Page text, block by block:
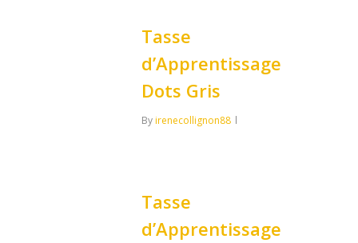
Tasse
d’Apprentissage
Dots Gris
Byirenecollignon88
Tasse
d’Apprentissage